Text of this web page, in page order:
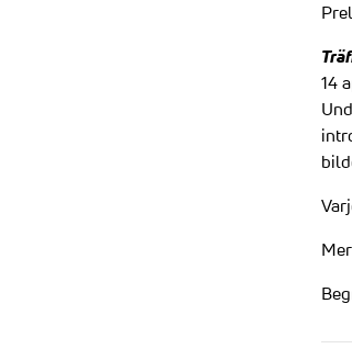
14